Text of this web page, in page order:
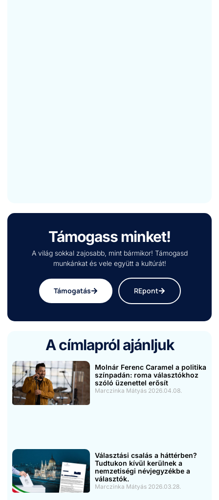
Támogass minket!
A világ sokkal zajosabb, mint bármikor! Támogasd
munkánkat és vele együtt a kultúrát!
Támogatás REpont
A címlapról ajánljuk
Molnár Ferenc Caramel a politika
színpadán: roma választókhoz
szóló üzenettel erősít
Marczinka Mátyás 2026.04.08.
Választási csalás a háttérben?
Tudtukon kívül kerülnek a
nemzetiségi névjegyzékbe a
választók.
Marczinka Mátyás 2026.03.28.